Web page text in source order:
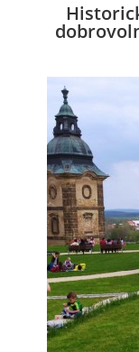
ZÁSAHY
PREVENCE
SYMBOLY
INFORMACE